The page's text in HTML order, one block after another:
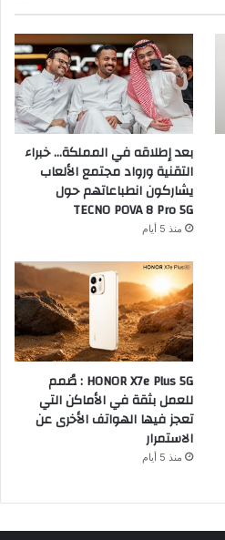
بعد إطلاقه في المملكة… خبراء
التقنية ورواد مجتمع الألعاب
يشاركون انطباعاتهم حول
TECNO POVA 8 Pro 5G
منذ 5 أيام
HONOR X7e Plus 5G : صُمم
للعمل بثقة في الأماكن التي
تعجز فيها الهواتف الأخرى عن
الاستمرار
منذ 5 أيام